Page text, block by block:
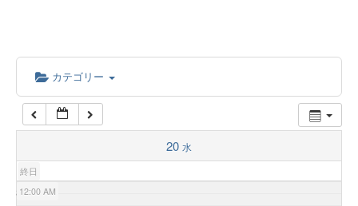
カテゴリー
20 水
終日
12:00 AM
8:00 AM